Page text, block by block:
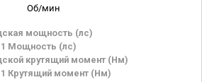
Об/мин
мощность (лс)
1 Мощность (лс)
крутящий момент (Нм)
1 Крутящий момент (Нм)